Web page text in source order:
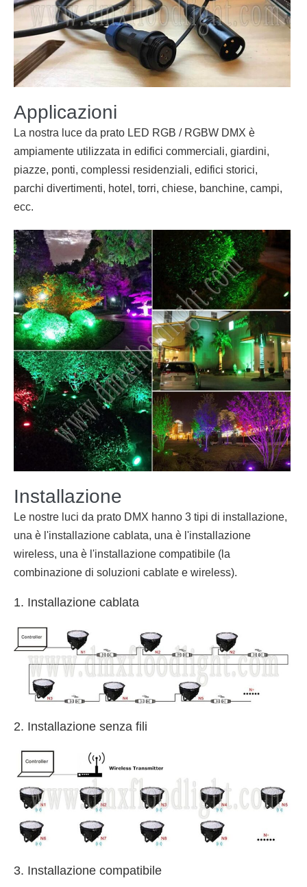
Applicazioni
La nostra luce da prato LED RGB / RGBW DMX è
ampiamente utilizzata in edifici commerciali, giardini,
piazze, ponti, complessi residenziali, edifici storici,
parchi divertimenti, hotel, torri, chiese, banchine, campi,
ecc.
Installazione
Le nostre luci da prato DMX hanno 3 tipi di installazione,
una è l'installazione cablata, una è l'installazione
wireless, una è l'installazione compatibile (la
combinazione di soluzioni cablate e wireless).
1. Installazione cablata
2. Installazione senza fili
3. Installazione compatibile